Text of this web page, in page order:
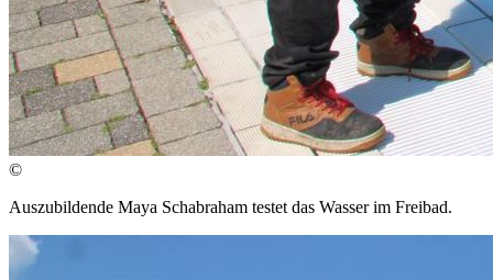
©
Auszubildende Maya Schabraham testet das Wasser im Freibad.